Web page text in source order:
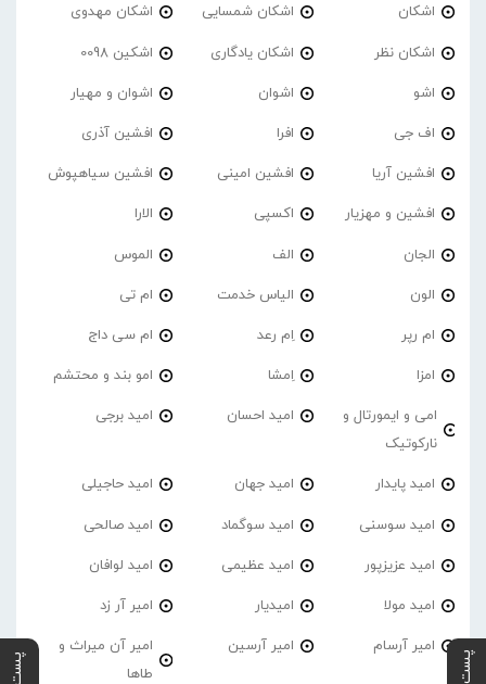
اشکان اشکان شمسایی اشکان مهدوی
اشکان نظر اشکان یادگاری اشکین 0098
اشو اشوان اشوان و مهیار
اف جی افرا افشین آذری
افشین آریا افشین امینی افشین سیاهپوش
افشین و مهزیار اکسپی الارا
الجان الف الموس
الون الیاس خدمت ام تی
ام رپر اِم رعد ام سی داج
امزا اِمشا امو بند و محتشم
امی و ایمورتال و
نارکوتیک
امید احسان امید برجی
امید پایدار امید جهان امید حاجیلی
امید سوسنی امید سوگماد امید صالحی
امید عزیزپور امید عظیمی امید لوافان
امید مولا امیدیار امیر آر زد
امیر آرسام امیر آرسین
امیر آن میراث و
طاها